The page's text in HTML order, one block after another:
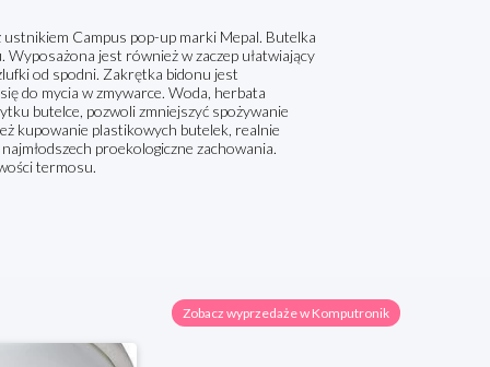
Campus pop-up marki Mepal. Butelka
jest również w zaczep ułatwiający
od spodni. Zakrętka bidonu jest
do mycia w zmywarce. Woda, herbata
butelce, pozwoli zmniejszyć spożywanie
kupowanie plastikowych butelek, realnie
proekologiczne zachowania.
termosu.
Zobacz wyprzedaże w Komputronik